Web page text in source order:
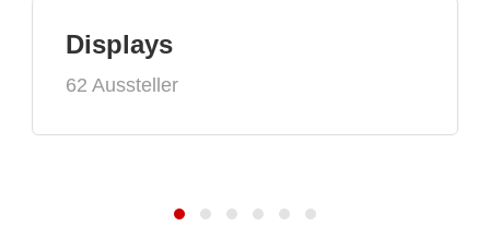
Displays
62 Aussteller